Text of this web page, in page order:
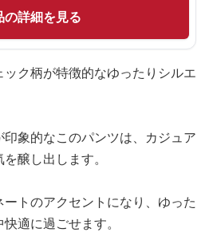
の詳細を見る
ク柄が特徴的なゆったりシルエ
象的なこのパンツは、カジュア
醸し出します。
トのアクセントになり、ゆった
適に過ごせます。